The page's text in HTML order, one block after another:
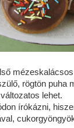
rögtön puha
lehet.
írókázni,